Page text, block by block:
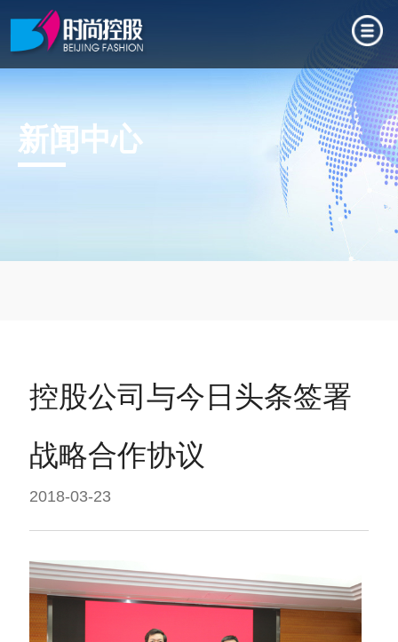
新闻中心
控股公司与今日头条签署
战略合作协议
2018-03-23